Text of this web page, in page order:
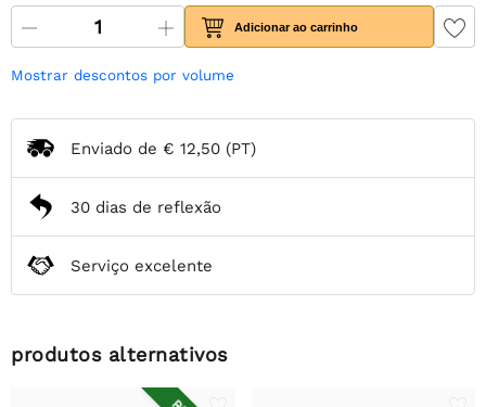
Adicionar ao carrinho
Mostrar descontos por volume
Enviado de € 12,50 (PT)
30 dias de reflexão
Serviço excelente
produtos alternativos